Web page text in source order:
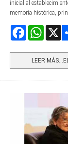
inicial al
memoria histórica,
Facebook
LEER